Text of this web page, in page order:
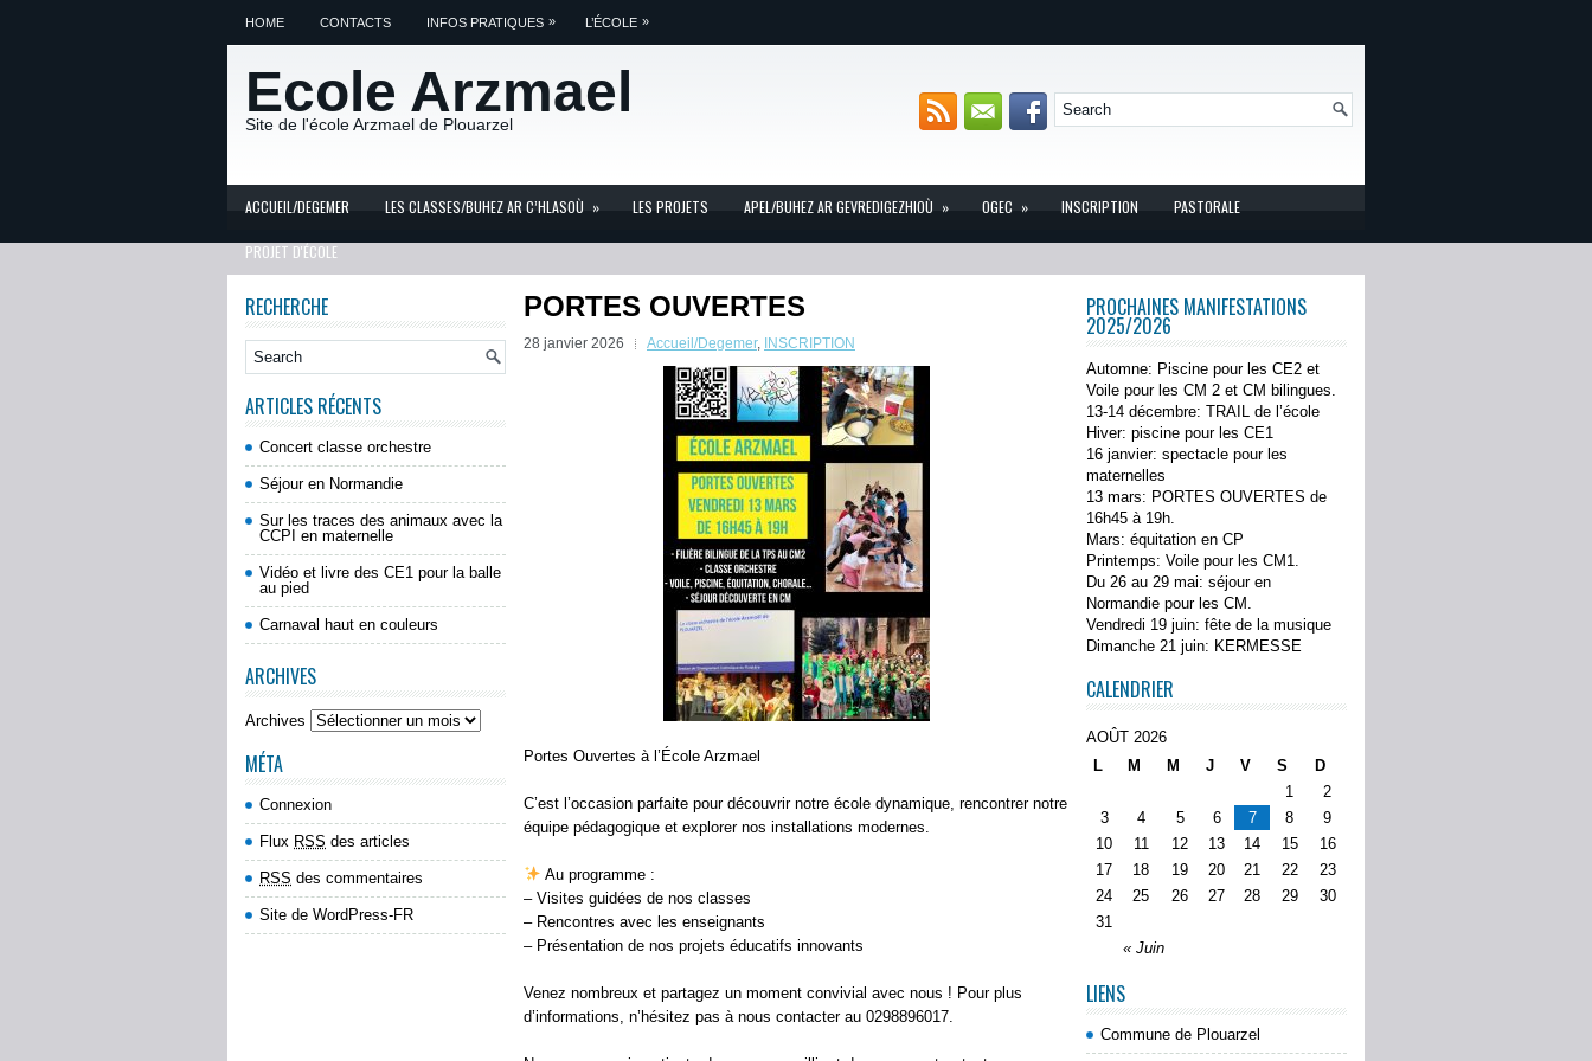
HOME CONTACTS INFOS PRATIQUES » L’ÉCOLE »
Ecole Arzmael
Site de l'école Arzmael de Plouarzel
ACCUEIL/DEGEMER LES CLASSES/BUHEZ AR C’HLASOÙ » LES PROJETS APEL/BUHEZ AR GEVREDIGEZHIOÙ » OGEC » INSCRIPTION PASTORALE
PROJET D'ÉCOLE
PORTES OUVERTES
28 janvier 2026 Accueil/Degemer, INSCRIPTION
Portes Ouvertes à l’École Arzmael
C’est l’occasion parfaite pour découvrir notre école dynamique, rencontrer notre
équipe pédagogique et explorer nos installations modernes.
Au programme :
– Visites guidées de nos classes
– Rencontres avec les enseignants
– Présentation de nos projets éducatifs innovants
Venez nombreux et partagez un moment convivial avec nous ! Pour plus
d’informations, n’hésitez pas à nous contacter au 0298896017.
RECHERCHE
ARTICLES RÉCENTS
Concert classe orchestre
Séjour en Normandie
Sur les traces des animaux avec la
CCPI en maternelle
Vidéo et livre des CE1 pour la balle
au pied
Carnaval haut en couleurs
ARCHIVES
Archives
MÉTA
Connexion
Flux RSS des articles
RSS des commentaires
Site de WordPress-FR
PROCHAINES MANIFESTATIONS
2025/2026
Automne: Piscine pour les CE2 et
Voile pour les CM 2 et CM bilingues.
13-14 décembre: TRAIL de l’école
Hiver: piscine pour les CE1
16 janvier: spectacle pour les
maternelles
13 mars: PORTES OUVERTES de
16h45 à 19h.
Mars: équitation en CP
Printemps: Voile pour les CM1.
Du 26 au 29 mai: séjour en
Normandie pour les CM.
Vendredi 19 juin: fête de la musique
Dimanche 21 juin: KERMESSE
CALENDRIER
AOÛT 2026
L
M M J V S D
« Juin
1
2
3
4 5 6 7 8
9
10
11 12 13 14 15
16
17
18 19 20 21 22
23
24
25 26 27 28 29
30
31
LIENS
Commune de Plouarzel